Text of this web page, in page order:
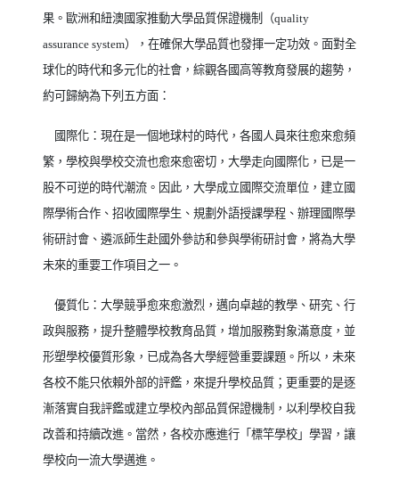
果。歐洲和紐澳國家推動大學品質保證機制（quality
assurance system），在確保大學品質也發揮一定功效。面對全
球化的時代和多元化的社會，綜觀各國高等教育發展的趨勢，
約可歸納為下列五方面：
國際化：現在是一個地球村的時代，各國人員來往愈來愈頻
繁，學校與學校交流也愈來愈密切，大學走向國際化，已是一
股不可逆的時代潮流。因此，大學成立國際交流單位，建立國
際學術合作、招收國際學生、規劃外語授課學程、辦理國際學
術研討會、遴派師生赴國外參訪和參與學術研討會，將為大學
未來的重要工作項目之一。
優質化：大學競爭愈來愈激烈，邁向卓越的教學、研究、行
政與服務，提升整體學校教育品質，增加服務對象滿意度，並
形塑學校優質形象，已成為各大學經營重要課題。所以，未來
各校不能只依賴外部的評鑑，來提升學校品質；更重要的是逐
漸落實自我評鑑或建立學校內部品質保證機制，以利學校自我
改善和持續改進。當然，各校亦應進行「標竿學校」學習，讓
學校向一流大學邁進。